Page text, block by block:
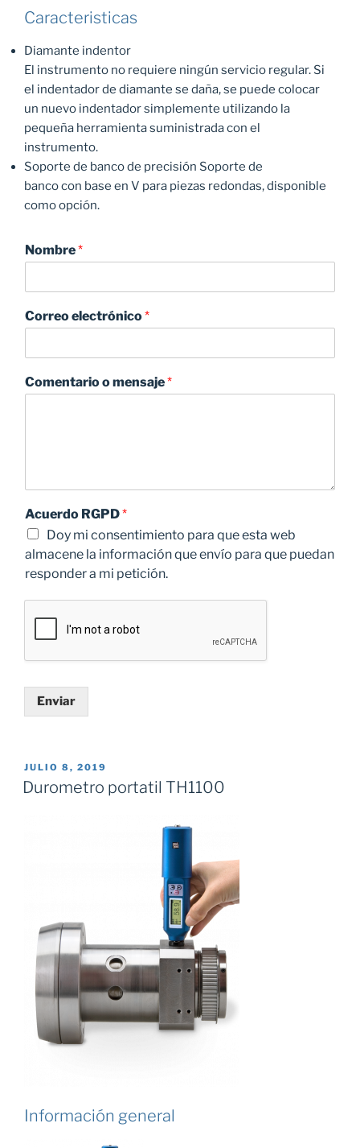
Caracteristicas
Diamante indentor
El instrumento no requiere ningún servicio regular. Si
el indentador de diamante se daña, se puede colocar
un nuevo indentador simplemente utilizando la
pequeña herramienta suministrada con el
instrumento.
Soporte de banco de precisión Soporte de
banco con base en V para piezas redondas, disponible
como opción.
Nombre*
Correo electrónico*
Comentario o mensaje*
Acuerdo RGPD*
Doy mi consentimiento para que esta web
almacene la información que envío para que puedan
responder a mi petición.
Enviar
PUBLICADO
EL
JULIO 8, 2019
Durometro portatil TH1100
Información general